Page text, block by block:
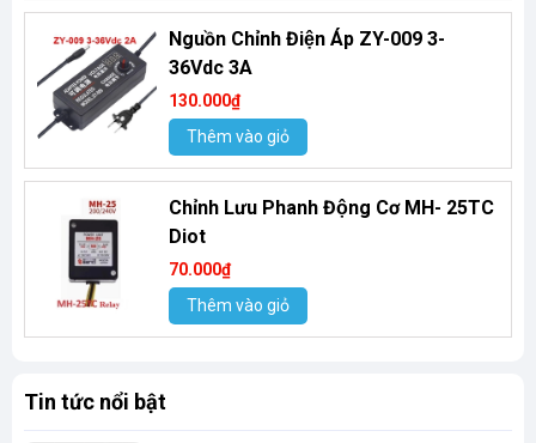
Nguồn Chỉnh Điện Áp ZY-009 3-
36Vdc 3A
130.000₫
Thêm vào giỏ
Chỉnh Lưu Phanh Động Cơ MH- 25TC
Diot
70.000₫
Thêm vào giỏ
Tin tức nổi bật